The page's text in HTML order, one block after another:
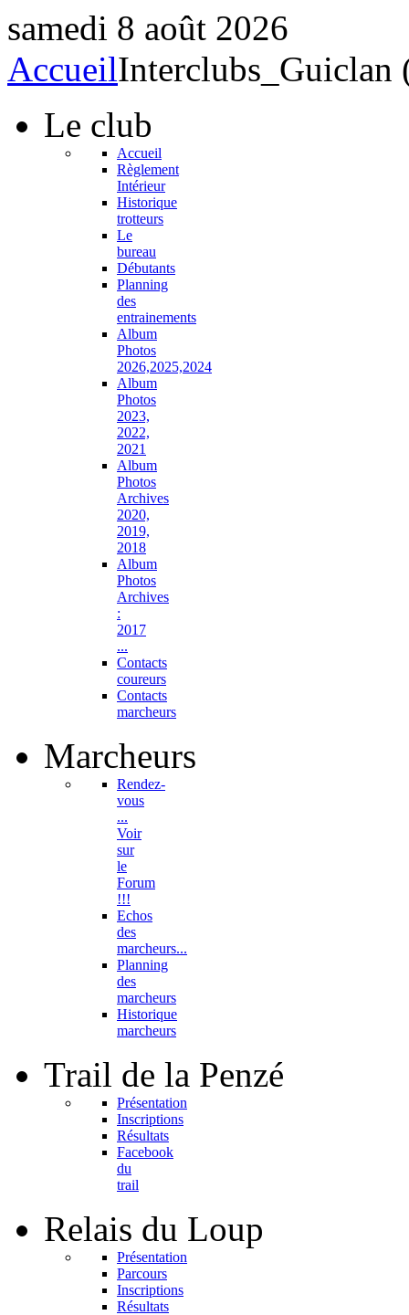
samedi 8 août 2026
AccueilInterclubs_Guiclan
Le club
Accueil
Règlement
Intérieur
Historique
trotteurs
Le
bureau
Débutants
Planning
des
entrainements
Album
Photos
2026,2025,2024
Album
Photos
2023,
2022,
2021
Album
Photos
Archives
2020,
2019,
2018
Album
Photos
Archives
:
2017
...
Contacts
coureurs
Contacts
marcheurs
Marcheurs
Rendez-
vous
...
Voir
sur
le
Forum
!!!
Echos
des
marcheurs...
Planning
des
marcheurs
Historique
marcheurs
Trail de la Penzé
Présentation
Inscriptions
Résultats
Facebook
du
trail
Relais du Loup
Présentation
Parcours
Inscriptions
Résultats